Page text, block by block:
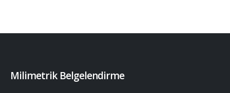
Milimetrik Belgelendirme